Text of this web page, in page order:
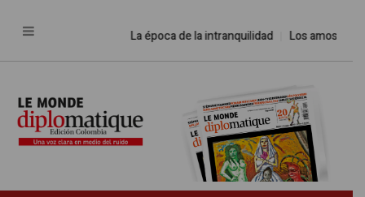
La época de la intranquilidad Los amos del mundo